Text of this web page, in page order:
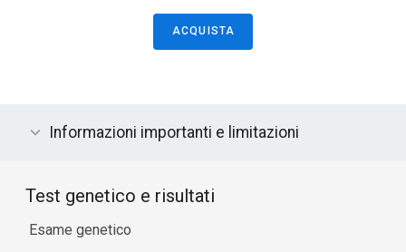
ACQUISTA
Informazioni importanti e limitazioni
Test genetico e risultati
Esame genetico